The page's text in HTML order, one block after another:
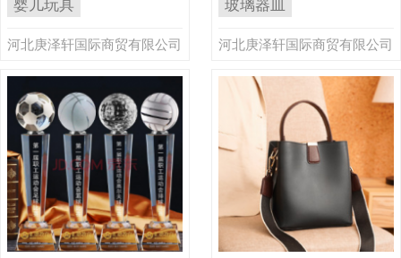
婴儿玩具
河北庚泽轩国际商贸有限公司
玻璃器皿
河北庚泽轩国际商贸有限公司